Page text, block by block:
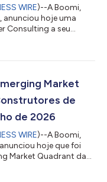
WIRE)--A Boomi,
anunciou hoje uma
Consulting a seu
com 409
Norte, Europa e Ásia-
Market
de
de 2026
WIRE)--A Boomi,
hoje que foi
Market Quadrant da